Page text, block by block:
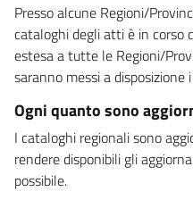
Presso alcune Regioni/
cataloghi degli atti è in corso
estesa a tutte le Regioni/
saranno messi a
Ogni quanto sono
I cataloghi regionali sono
rendere disponibili gli
possibile.